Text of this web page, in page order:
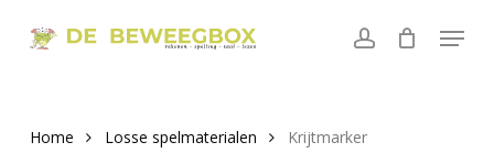
account
Menu
Home Losse spelmaterialen Krijtmarker